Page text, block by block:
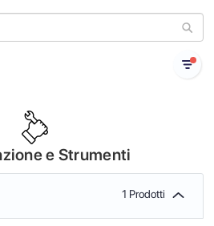
e Strumenti
1 Prodotti